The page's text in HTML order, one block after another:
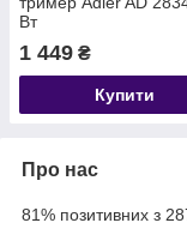
Вт
1 449 ₴
Купити
Про нас
81% позитивних з 287